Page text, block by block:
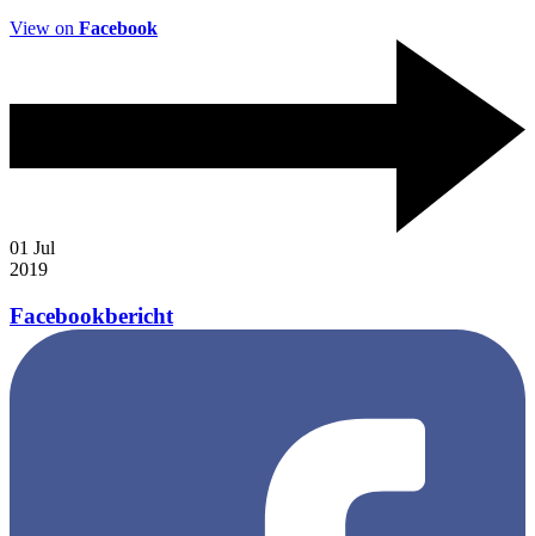
View on Facebook
01 Jul
2019
Facebookbericht